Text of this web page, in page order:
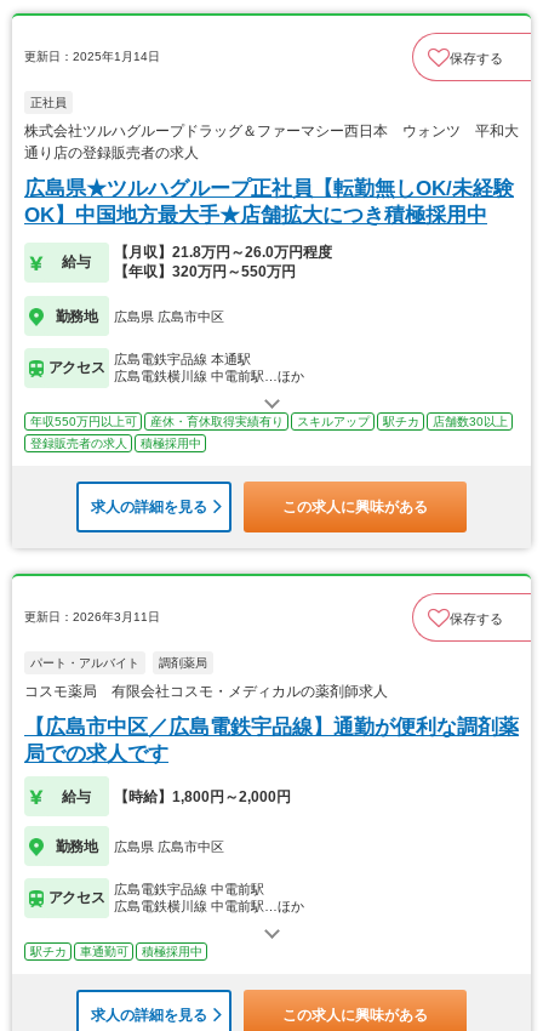
更新日：2025年1月14日 保存する
正社員
株式会社ツルハグループドラッグ＆ファーマシー西日本 ウォンツ 平和大
通り店の登録販売者の求人
広島県★ツルハグループ正社員【転勤無しOK/未経験
OK】中国地方最大手★店舗拡大につき積極採用中
給与
【月収】21.8万円～26.0万円程度
【年収】320万円～550万円
勤務地 広島県 広島市中区
アクセス
広島電鉄宇品線 本通駅
広島電鉄横川線 中電前駅…ほか
年収550万円以上可 産休・育休取得実績有り スキルアップ 駅チカ
店舗数30以上
登録販売者の求人
積極採用中
求人の詳細を見る この求人に興味がある
更新日：2026年3月11日 保存する
パート・アルバイト 調剤薬局
コスモ薬局 有限会社コスモ・メディカルの薬剤師求人
【広島市中区／広島電鉄宇品線】通勤が便利な調剤薬
局での求人です
給与 【時給】1,800円～2,000円
勤務地 広島県 広島市中区
アクセス
広島電鉄宇品線 中電前駅
広島電鉄横川線 中電前駅…ほか
駅チカ 車通勤可 積極採用中
求人の詳細を見る この求人に興味がある